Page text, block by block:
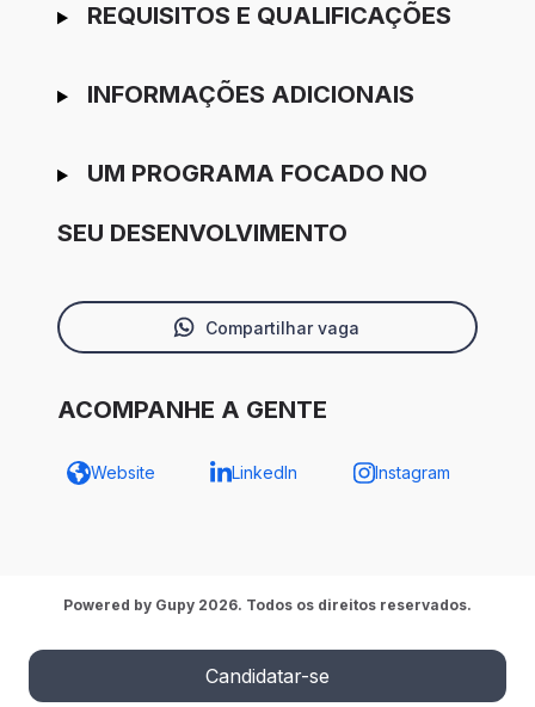
REQUISITOS E QUALIFICAÇÕES
INFORMAÇÕES ADICIONAIS
UM PROGRAMA FOCADO NO
SEU DESENVOLVIMENTO
Compartilhar vaga
ACOMPANHE A GENTE
Website LinkedIn Instagram
Candidatar-se
Powered by Gupy 2026. Todos os direitos reservados.